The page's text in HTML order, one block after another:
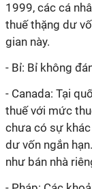
1999, các cá
thuế thặng dư
gian này.
- Bỉ: Bỉ không
- Canada: Tại
thuế với mức
chưa có sự
dư vốn ngắn
như bán nhà